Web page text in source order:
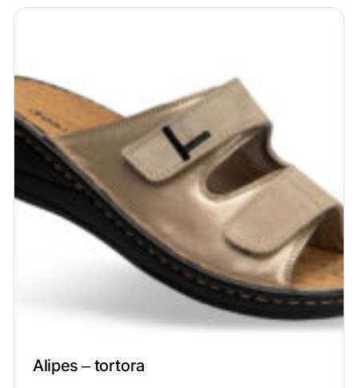
Alipes – tortora